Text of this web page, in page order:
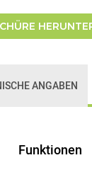
ANGABEN
Funktionen